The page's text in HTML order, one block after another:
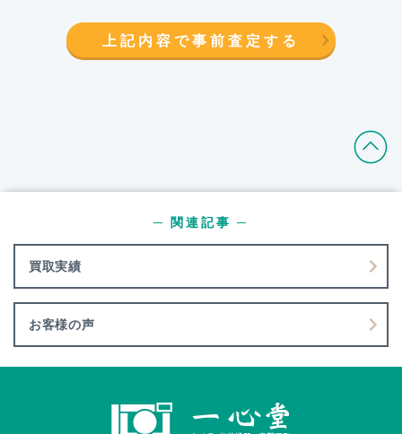
上記内容で事前査定する
買取実績
─ 関連記事 ─
お客様の声